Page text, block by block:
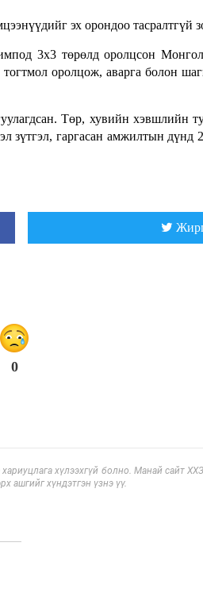
эх орондоо тасралтгүй
3х3 төрөлд оролцсон
оролцож, аварга болон
Төр, хувийн хэвшлийн
зүтгэл, гаргасан амжилтын дүнд
0
хүлээхгүй болно. Манай сайт
ашгийг хүндэтгэн үзнэ үү.